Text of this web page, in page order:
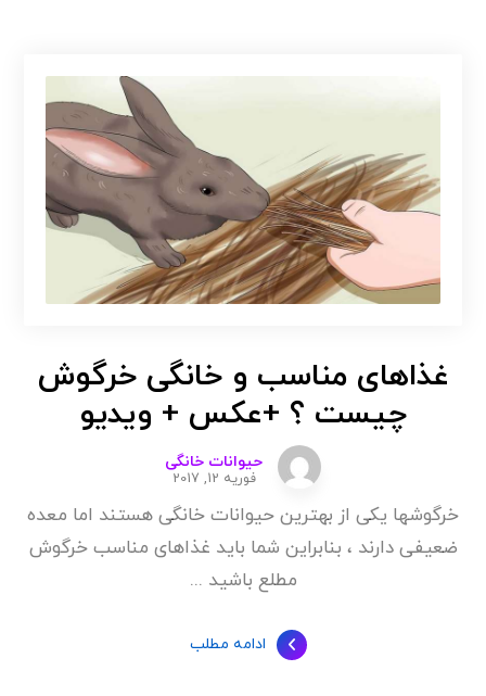
غذاهای مناسب و خانگی خرگوش
چیست ؟ +عکس + ویدیو
حیوانات خانگی
فوریه 12, 2017
خرگوشها یکی از بهترین حیوانات خانگی هستند اما معده
ضعیفی دارند ، بنابراین شما باید غذاهای مناسب خرگوش
مطلع باشید ...
ادامه مطلب